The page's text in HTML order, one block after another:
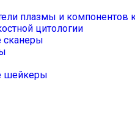
плазмы и компонентов
цитологии
сканеры
шейкеры